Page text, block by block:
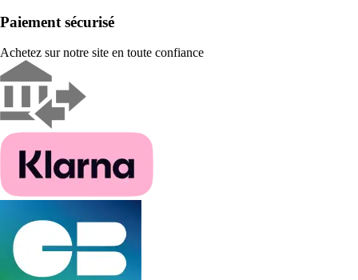
Paiement sécurisé
Achetez sur notre site en toute confiance